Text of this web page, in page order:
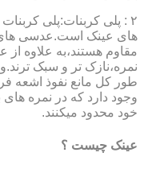
۲ : پلی کربنات:پلی
های عینک است.عدسی های
مقاوم هستند،به علاوه
نمره،نازک تر و سبک
طور کل مانع نفوذ اشعه
وجود دارد که در نمره های
خود محدود میکنند.
عینک چیست ؟